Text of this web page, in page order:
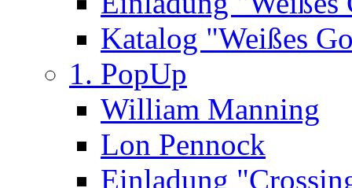
Katalog "Weißes
1. PopUp
William Manning
Lon Pennock
Einladung